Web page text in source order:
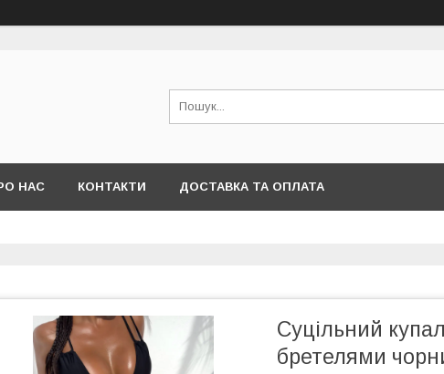
НАС КОНТАКТИ ДОСТАВКА ТА ОПЛАТА
Суцільний
бретелями